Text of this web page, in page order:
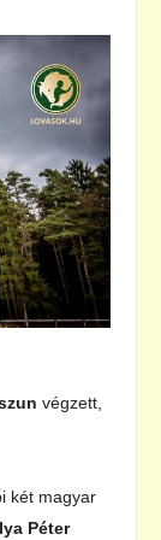
végzett,
két magyar
Péter